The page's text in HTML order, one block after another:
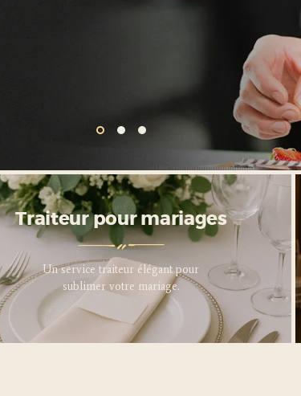
Traiteur pour entreprises
Service traiteur professionnel
pour sublimer vos événements
d’entreprise.
LEARN MORE
Traiteur pour mariages
Un service traiteur élégant pour
sublimer votre mariage.